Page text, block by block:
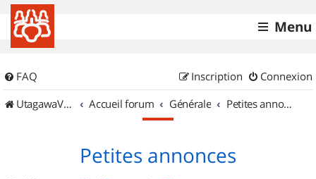
Menu
FAQ Connexion
Inscription
UtagawaVTT (Randos VTT et VTTAE avec traces GPS)
Accueil forum Générale Petites annonces
Petites annonces